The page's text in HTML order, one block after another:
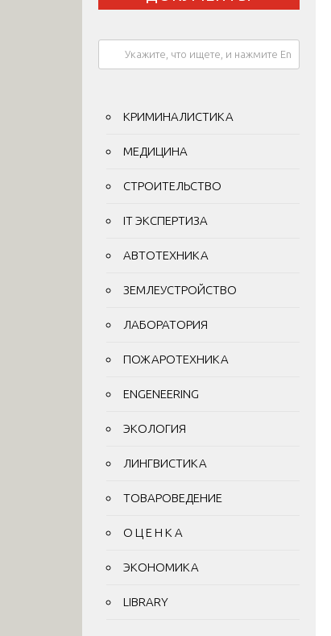
КРИМИНАЛИСТИКА
МЕДИЦИНА
СТРОИТЕЛЬСТВО
IT ЭКСПЕРТИЗА
АВТОТЕХНИКА
ЗЕМЛЕУСТРОЙСТВО
ЛАБОРАТОРИЯ
ПОЖАРОТЕХНИКА
ENGENEERING
ЭКОЛОГИЯ
ЛИНГВИСТИКА
ТОВАРОВЕДЕНИЕ
О Ц Е Н К А
ЭКОНОМИКА
LIBRARY